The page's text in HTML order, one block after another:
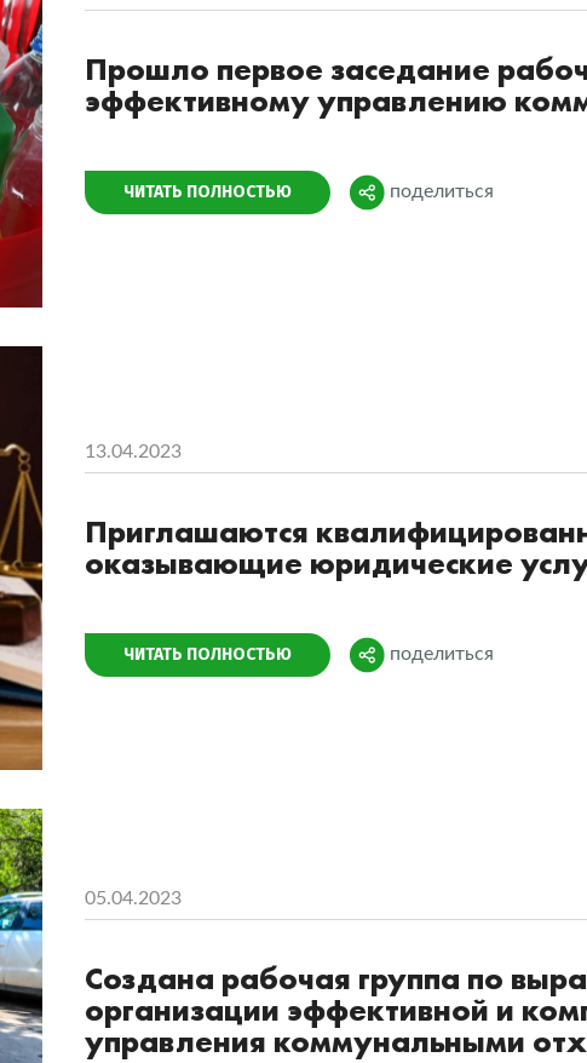
Прошло первое заседание
эффективному управлению
ЧИТАТЬ ПОЛНОСТЬЮ Поделиться
поделиться
13.04.2023
Приглашаются
оказывающие юридические
ЧИТАТЬ ПОЛНОСТЬЮ Поделиться
поделиться
05.04.2023
Создана рабочая группа по
организации эффективной и
управления коммунальными